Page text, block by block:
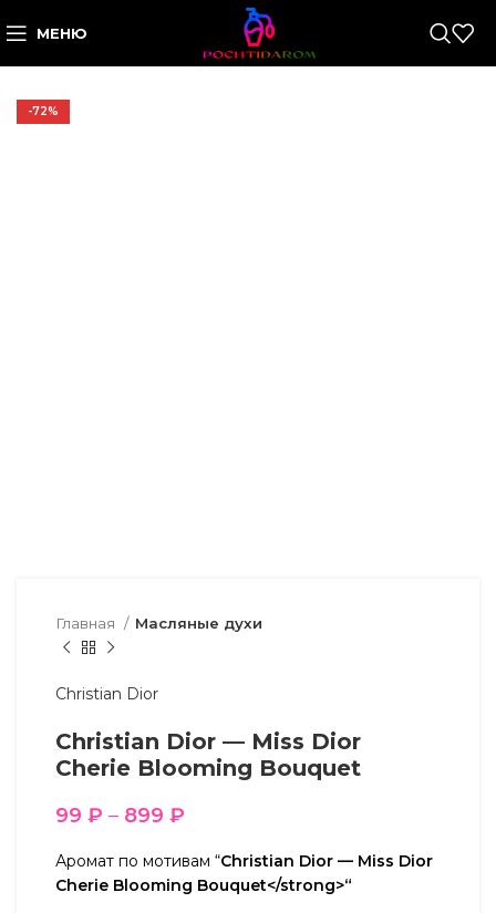
МЕНЮ
-72%
Главная Масляные духи
Christian Dior
Christian Dior — Miss Dior
Cherie Blooming Bouquet
99 ₽ – 899 ₽
Аромат по мотивам “Christian Dior — Miss Dior
Cherie Blooming Bouquet</strong>“